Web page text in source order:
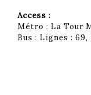
Access :
Métro : La Tour
Bus : Lignes : 69,